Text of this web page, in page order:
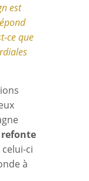
est
ce que
refonte
ci
à